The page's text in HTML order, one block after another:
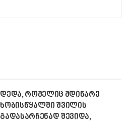
დედა, რომელიც მდინარე
ხობისწყალში შვილის
გადასარჩენად შევიდა,